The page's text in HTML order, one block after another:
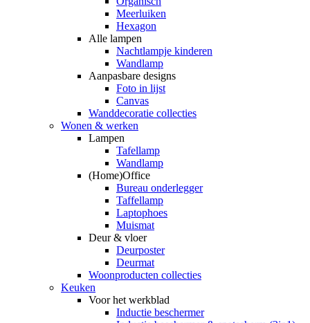
Meerluiken
Hexagon
Alle lampen
Nachtlampje kinderen
Wandlamp
Aanpasbare designs
Foto in lijst
Canvas
Wanddecoratie collecties
Wonen & werken
Lampen
Tafellamp
Wandlamp
(Home)Office
Bureau onderlegger
Taffellamp
Laptophoes
Muismat
Deur & vloer
Deurposter
Deurmat
Woonproducten collecties
Keuken
Voor het werkblad
Inductie beschermer